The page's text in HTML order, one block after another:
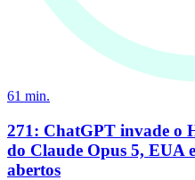
61 min.
271: ChatGPT invade o
do Claude Opus 5, EUA
abertos